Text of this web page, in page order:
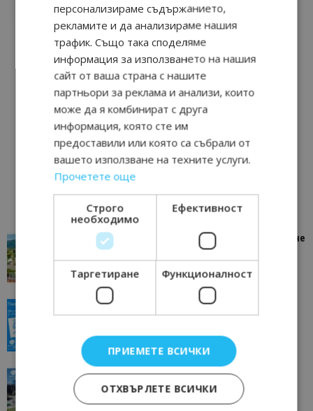
“Пощенска картичка от…”: Петрич – Изживяване
отвъд очакваното
11/07/2026 11:22
“Пощенска картичка от…”: Пловдив, градът на
всички времена
Пловдив 23/06/2026 10:00
“Пощенска картичка от…”: Перник – град на
традициите, културата и вдъхновяващите...
Перник 17/06/2026 09:01
персонализираме съдържанието,
рекламите и да анализираме нашия
трафик. Също така споделяме
информация за използването на нашия
сайт от ваша страна с нашите
партньори за реклама и анализи, които
може да я комбинират с друга
информация, която сте им
предоставили или която са събрали от
вашето използване на техните услуги.
Прочетете още
Строго
необходимо
Ефективност
Таргетиране Функционалност
ПРИЕМЕТЕ ВСИЧКИ
ОТХВЪРЛЕТЕ ВСИЧКИ